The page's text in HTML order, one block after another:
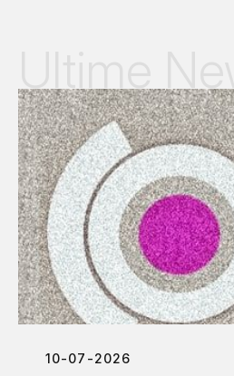
10-07-2026